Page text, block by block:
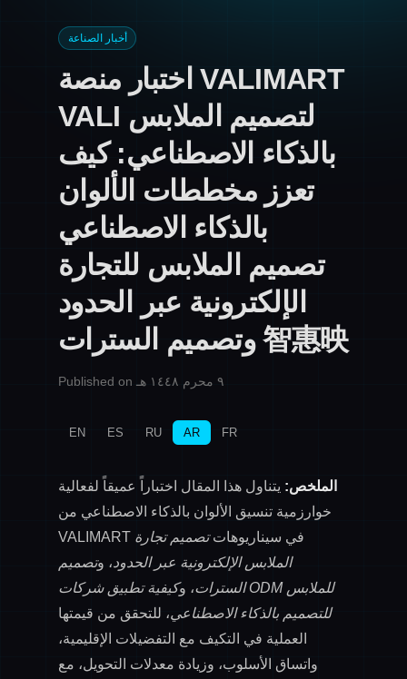
أخبار الصناعة
اختبار منصة VALIMART
VALI لتصميم الملابس
بالذكاء الاصطناعي: كيف
تعزز مخططات الألوان
بالذكاء الاصطناعي
تصميم الملابس للتجارة
الإلكترونية عبر الحدود
وتصميم السترات 智惠映
Published on ٩ محرم ١٤٤٨ هـ
EN ES RU AR FR
الملخص: يتناول هذا المقال اختباراً عميقاً لفعالية
خوارزمية تنسيق الألوان بالذكاء الاصطناعي من
VALIMART في سيناريوهاتتصميم تجارة
الملابس الإلكترونية عبر الحدود، وتصميم
السترات، وكيفية تطبيق شركات ODM للملابس
للتصميم بالذكاء الاصطناعي، للتحقق من قيمتها
العملية في التكيف مع التفضيلات الإقليمية،
واتساق الأسلوب، وزيادة معدلات التحويل، مع